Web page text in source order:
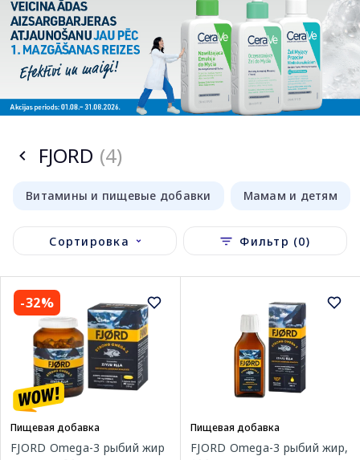
FJORD (4)
Витамины и пищевые добавки Мамам и детям
Сортировка Фильтр (0)
-32%
Пищевая добавка
FJORD Omega-3 рыбий жир
Пищевая добавка
FJORD Omega-3 рыбий жир,